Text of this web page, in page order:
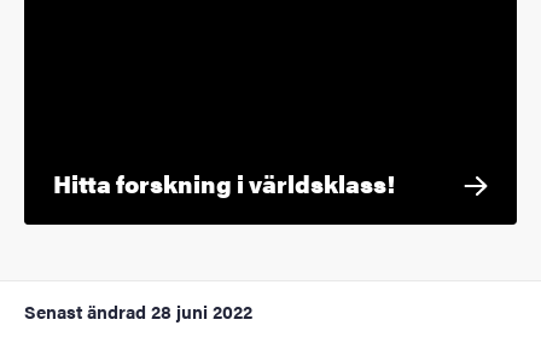
Hitta forskning i världsklass!
Senast ändrad 28 juni 2022